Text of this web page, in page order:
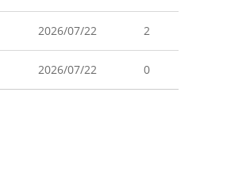
2026/07/22 2
2026/07/22 0